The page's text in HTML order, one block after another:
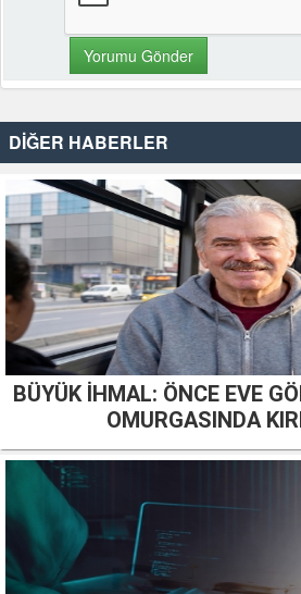
DİĞER HABERLER
BÜYÜK İHMAL: ÖNCE EVE
OMURGASINDA